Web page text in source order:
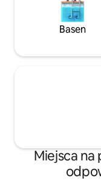
Basen
Miejsca